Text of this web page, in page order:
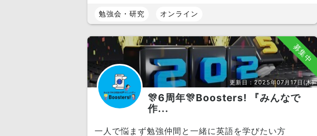
勉強会・研究 オンライン
募集中
更新日： 2025年07月17日(木)
🎊6周年🎊Boosters! 『みんなで
作...
一人で悩まず勉強仲間と一緒に英語を学びたい方